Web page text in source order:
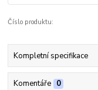
Číslo produktu:
Kompletní specifikace
Komentáře 0